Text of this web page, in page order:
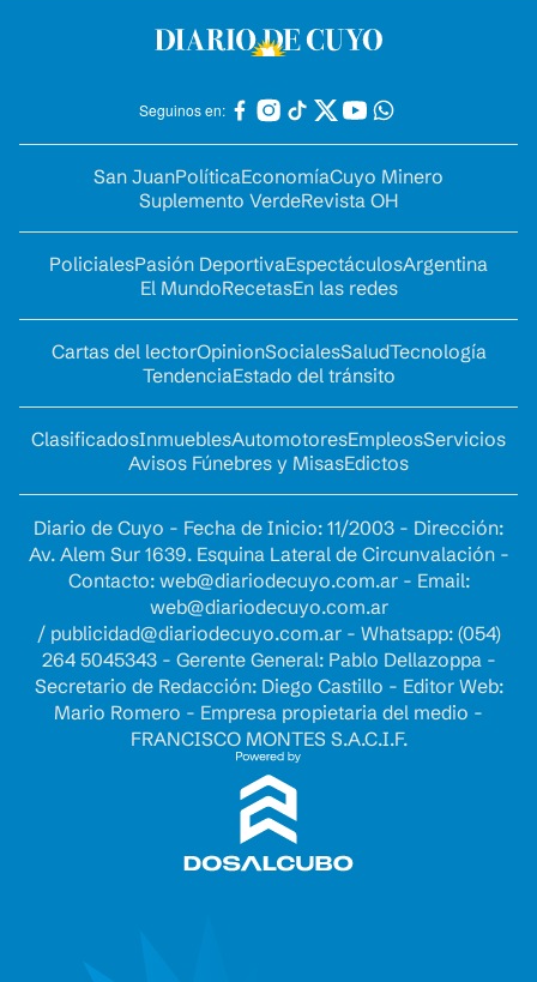
Seguinos en:
San JuanPolíticaEconomíaCuyo Minero
Suplemento VerdeRevista OH
PolicialesPasión DeportivaEspectáculosArgentina
El MundoRecetasEn las redes
Cartas del lectorOpinionSocialesSaludTecnología
TendenciaEstado del tránsito
ClasificadosInmueblesAutomotoresEmpleosServicios
Avisos Fúnebres y MisasEdictos
Diario de Cuyo - Fecha de Inicio: 11/2003 - Dirección:
Av. Alem Sur 1639. Esquina Lateral de Circunvalación -
Contacto: web@diariodecuyo.com.ar- Email:
web@diariodecuyo.com.ar
/ publicidad@diariodecuyo.com.ar- Whatsapp: (054)
264 5045343 - Gerente General: Pablo Dellazoppa -
Secretario de Redacción: Diego Castillo - Editor Web:
Mario Romero - Empresa propietaria del medio -
FRANCISCO MONTES S.A.C.I.F.